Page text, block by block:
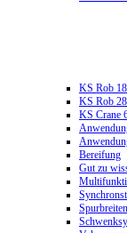
KS Rob
KS Rob
KS Crane
Bereifung
Gut zu